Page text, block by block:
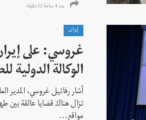
منذ 4 ساعة 32 دقیقة
إيران
غروسي: على
الوكالة الدولية
أشار رفائيل غروسي، المدير
تزال هناك قضايا عالقة بين